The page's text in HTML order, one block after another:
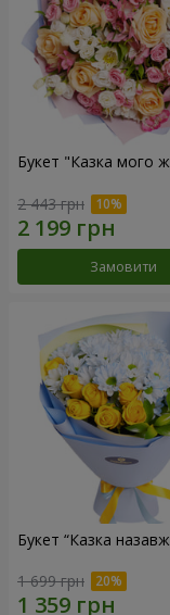
Букет "Казка мого
2 443 грн
Замовити
Букет “Казка
1 699 грн